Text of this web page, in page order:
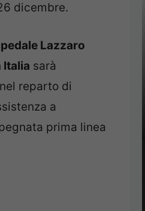
dicembre.
Lazzaro
Italia sarà
reparto di
a
prima linea